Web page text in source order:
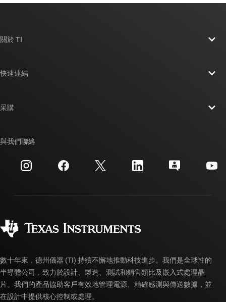
關於 TI
投資人關系
製造
快速連結
交互參考搜索
客戶支援中心
myTI 帳戶常見問題解答
采購
訂購 FAQ
與我們聯絡
數十年來，德州儀器 (TI) 持續不懈地推動科技進步。我們是全球性的
半導體公司，致力於設計、製造、測試和銷售類比及嵌入式處理晶
片。我們的產品協助客戶有效地管理電源、精確感測與傳送數據，並
在設計中提供核心控制或處理。